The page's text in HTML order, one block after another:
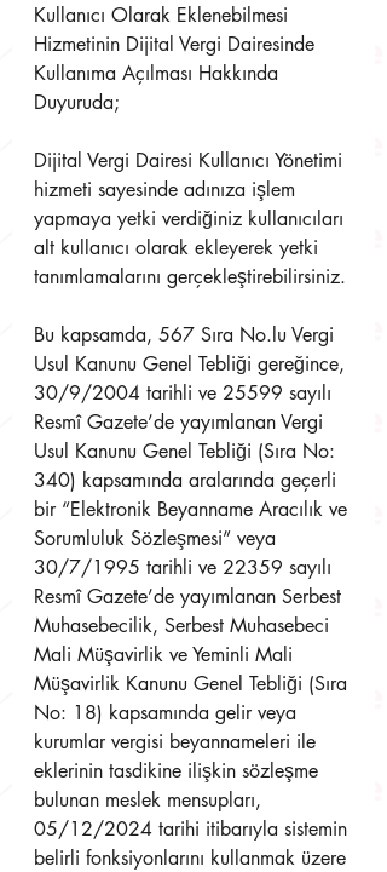
Kullanıcı Olarak Eklenebilmesi
Hizmetinin Dijital Vergi Dairesinde
Kullanıma Açılması Hakkında
Duyuruda;
Dijital Vergi Dairesi Kullanıcı Yönetimi
hizmeti sayesinde adınıza işlem
yapmaya yetki verdiğiniz kullanıcıları
alt kullanıcı olarak ekleyerek yetki
tanımlamalarını gerçekleştirebilirsiniz.
Bu kapsamda, 567 Sıra No.lu Vergi
Usul Kanunu Genel Tebliği gereğince,
30/9/2004 tarihli ve 25599 sayılı
Resmî Gazete’de yayımlanan Vergi
Usul Kanunu Genel Tebliği (Sıra No:
340) kapsamında aralarında geçerli
bir “Elektronik Beyanname Aracılık ve
Sorumluluk Sözleşmesi” veya
30/7/1995 tarihli ve 22359 sayılı
Resmî Gazete’de yayımlanan Serbest
Muhasebecilik, Serbest Muhasebeci
Mali Müşavirlik ve Yeminli Mali
Müşavirlik Kanunu Genel Tebliği (Sıra
No: 18) kapsamında gelir veya
kurumlar vergisi beyannameleri ile
eklerinin tasdikine ilişkin sözleşme
bulunan meslek mensupları,
05/12/2024 tarihi itibarıyla sistemin
belirli fonksiyonlarını kullanmak üzere